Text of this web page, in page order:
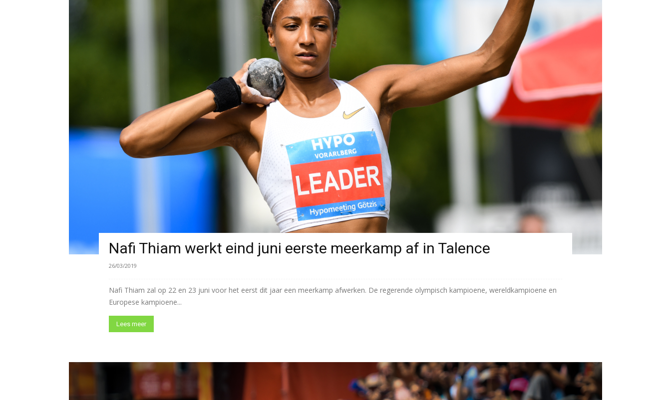
Nafi Thiam werkt eind juni eerste meerkamp af in Talence
26/03/2019
Nafi Thiam zal op 22 en 23 juni voor het eerst dit jaar een meerkamp afwerken. De regerende olympisch kampioene, wereldkampioene en
Europese kampioene...
Lees meer